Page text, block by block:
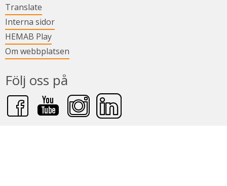
Translate
Interna sidorLänk till annan webbplats.
HEMAB PlayLänk till annan webbplats.
Om webbplatsen
Följ oss på